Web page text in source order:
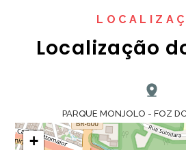
Localização
PARQUE MONJOLO - FOZ
+